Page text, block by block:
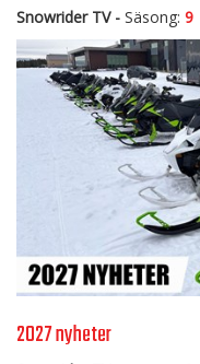
Snowrider TV - Säsong: 9
2027 nyheter